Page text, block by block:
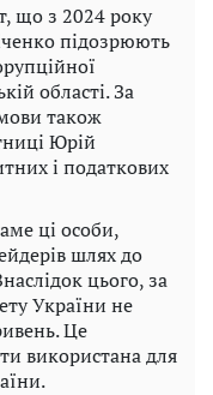
що з 2024 року
підозрюють
області. За
також
Юрій
і податкових
ці особи,
шлях до
цього, за
України не
Це
використана для